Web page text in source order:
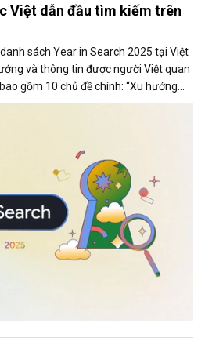
Việt dẫn đầu tìm kiếm trên
sách Year in Search 2025 tại Việt
và thông tin được người Việt quan
gồm 10 chủ đề chính: “Xu hướng
(chung),” “Phim ảnh Việt Nam,”